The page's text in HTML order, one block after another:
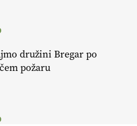
družini Bregar po
požaru